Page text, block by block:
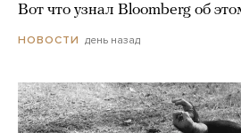
Вот что узнал Bloomberg об
НОВОСТИ день назад